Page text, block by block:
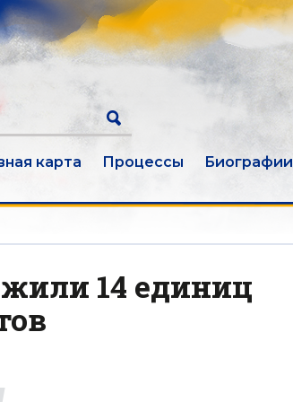
карта Процессы Биографии
14 единиц